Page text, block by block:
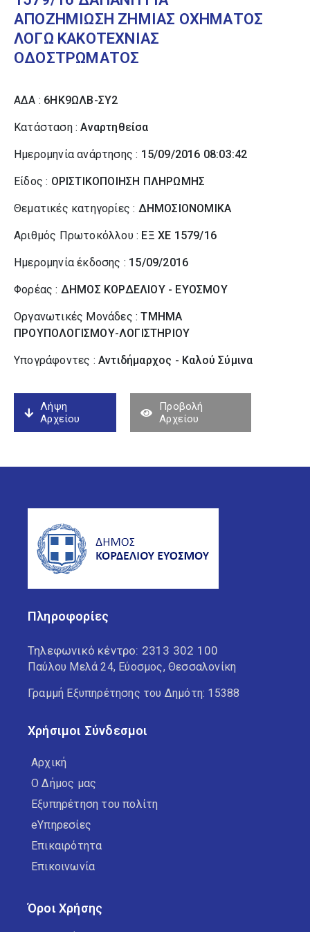
ΑΠΟΖΗΜΙΩΣΗ ΖΗΜΙΑΣ ΟΧΗΜΑΤΟΣ
ΛΟΓΩ ΚΑΚΟΤΕΧΝΙΑΣ
ΟΔΟΣΤΡΩΜΑΤΟΣ
ΑΔΑ : 6ΗΚ9ΩΛΒ-ΣΥ2
Κατάσταση :Αναρτηθείσα
Ημερομηνία ανάρτησης : 15/09/2016 08:03:42
Είδος : ΟΡΙΣΤΙΚΟΠΟΙΗΣΗ ΠΛΗΡΩΜΗΣ
Θεματικές κατηγορίες : ΔΗΜΟΣΙΟΝΟΜΙΚΑ
Αριθμός Πρωτοκόλλου : ΕΞ ΧΕ 1579/16
Ημερομηνία έκδοσης : 15/09/2016
Φορέας : ΔΗΜΟΣ ΚΟΡΔΕΛΙΟΥ - ΕΥΟΣΜΟΥ
Οργανωτικές Μονάδες :ΤΜΗΜΑ
ΠΡΟΥΠΟΛΟΓΙΣΜΟΥ-ΛΟΓΙΣΤΗΡΙΟΥ
Υπογράφοντες : Αντιδήμαρχος - Καλού Σύµινα
Λήψη
Αρχείου
Προβολή
Αρχείου
Πληροφορίες
Τηλεφωνικό κέντρο: 2313 302 100
Παύλου Μελά 24, Εύοσμος, Θεσσαλονίκη
Γραμμή Εξυπηρέτησης του Δημότη: 15388
Χρήσιμοι Σύνδεσμοι
Αρχική
Ο Δήμος μας
Εξυπηρέτηση του πολίτη
eΥπηρεσίες
Επικαιρότητα
Επικοινωνία
Όροι Χρήσης